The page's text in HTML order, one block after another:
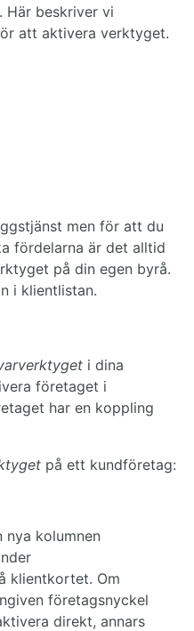
Här beskriver vi
att aktivera verktyget.
men för att du
fördelarna är det alltid
på din egen byrå.
i klientlistan.
i dina
företaget i
har en koppling
på ett kundföretag:
nya kolumnen
klientkortet. Om
företagsnyckel
direkt, annars